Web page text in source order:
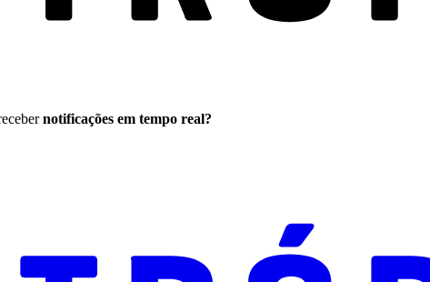
notificações em tempo real?